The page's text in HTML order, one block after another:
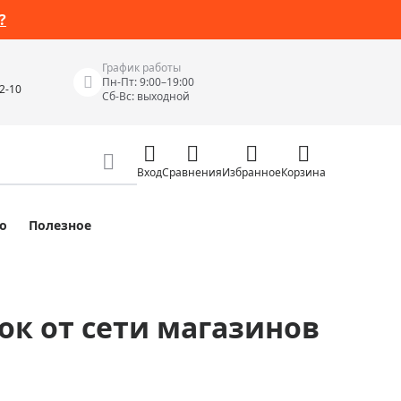
10
График работы
Пн-Пт: 9:00–19:00
Сб-Вс: выходной
Junior
Измерительные инструменты
Цифровые уровни и угломеры
ВходСравненияИзбранноеКорзина
Полезное
от сети магазинов